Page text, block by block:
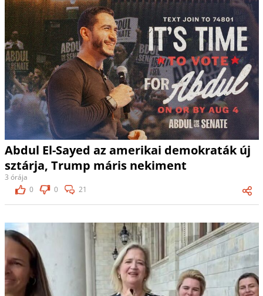
Abdul El-Sayed az amerikai demokraták új
sztárja, Trump máris nekiment
3 órája
0
0 21